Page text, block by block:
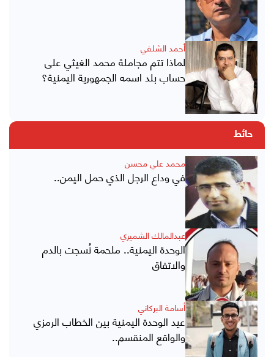
أحمد الشلفي
لماذا تتم مجاملة محمد الغيثي على
حساب بلد اسمه الجمهورية اليمنية؟
حائط
محمد علي محسن
في وداع الرجل الذي حمل اليمن..
عبدالمالك الشميري
الوحدة اليمنية.. ملحمة نُسجت بالدم
والاتفاق
أسامة البركاني
عيد الوحدة اليمنية بين الخطاب الرمزي
والواقع المنقسم..